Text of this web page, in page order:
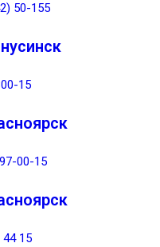
50-155
15
00-15
44 15